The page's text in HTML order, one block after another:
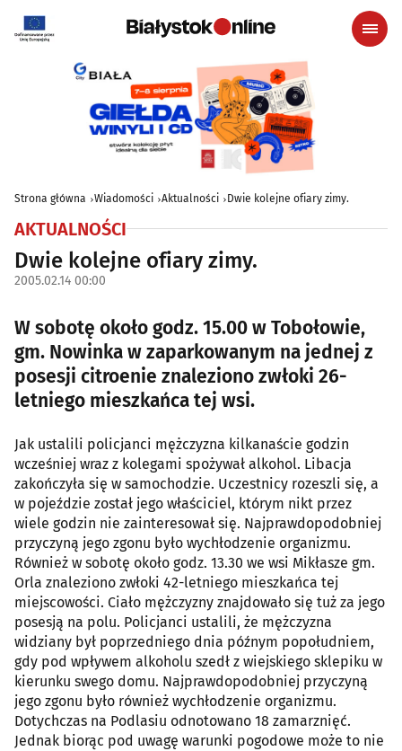
Strona główna Wiadomości Aktualności Dwie kolejne ofiary zimy.
AKTUALNOŚCI
Dwie kolejne ofiary zimy.
2005.02.14 00:00
W sobotę około godz. 15.00 w Tobołowie,
gm. Nowinka w zaparkowanym na jednej z
posesji citroenie znaleziono zwłoki 26-
letniego mieszkańca tej wsi.
Jak ustalili policjanci mężczyzna kilkanaście godzin
wcześniej wraz z kolegami spożywał alkohol. Libacja
zakończyła się w samochodzie. Uczestnicy rozeszli się, a
w pojeździe został jego właściciel, którym nikt przez
wiele godzin nie zainteresował się. Najprawdopodobniej
przyczyną jego zgonu było wychłodzenie organizmu.
Również w sobotę około godz. 13.30 we wsi Mikłasze gm.
Orla znaleziono zwłoki 42-letniego mieszkańca tej
miejscowości. Ciało mężczyzny znajdowało się tuż za jego
posesją na polu. Policjanci ustalili, że mężczyzna
widziany był poprzedniego dnia późnym popołudniem,
gdy pod wpływem alkoholu szedł z wiejskiego sklepiku w
kierunku swego domu. Najprawdopodobniej przyczyną
jego zgonu było również wychłodzenie organizmu.
Dotychczas na Podlasiu odnotowano 18 zamarznięć.
Jednak biorąc pod uwagę warunki pogodowe może to nie